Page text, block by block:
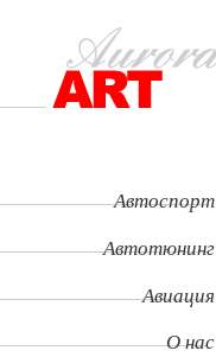
Автоспорт
Автотюнинг
Авиация
О нас